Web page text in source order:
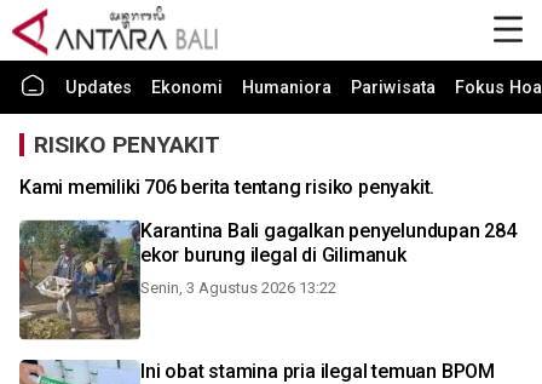
Updates Ekonomi Humaniora Pariwisata Fokus
RISIKO PENYAKIT
Kami memiliki 706 berita tentang risiko penyakit.
Karantina Bali gagalkan penyelundupan 284
ekor burung ilegal di Gilimanuk
Senin, 3 Agustus 2026 13:22
Ini obat stamina pria ilegal temuan BPOM